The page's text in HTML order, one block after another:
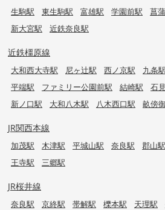
生駒駅 東生駒駅 富雄駅 学園前駅 菖
新大宮駅
近鉄奈良駅
近鉄橿原線
大和西大寺駅 尼ヶ辻駅 西ノ京駅 九条駅
平端駅
ファミリー公園前駅 結崎駅 石
新ノ口駅
大和八木駅 八木西口駅 畝傍
JR関西本線
加茂駅 木津駅 平城山駅 奈良駅 郡山駅
王寺駅
三郷駅
JR桜井線
奈良駅 京終駅 帯解駅 櫟本駅 天理駅